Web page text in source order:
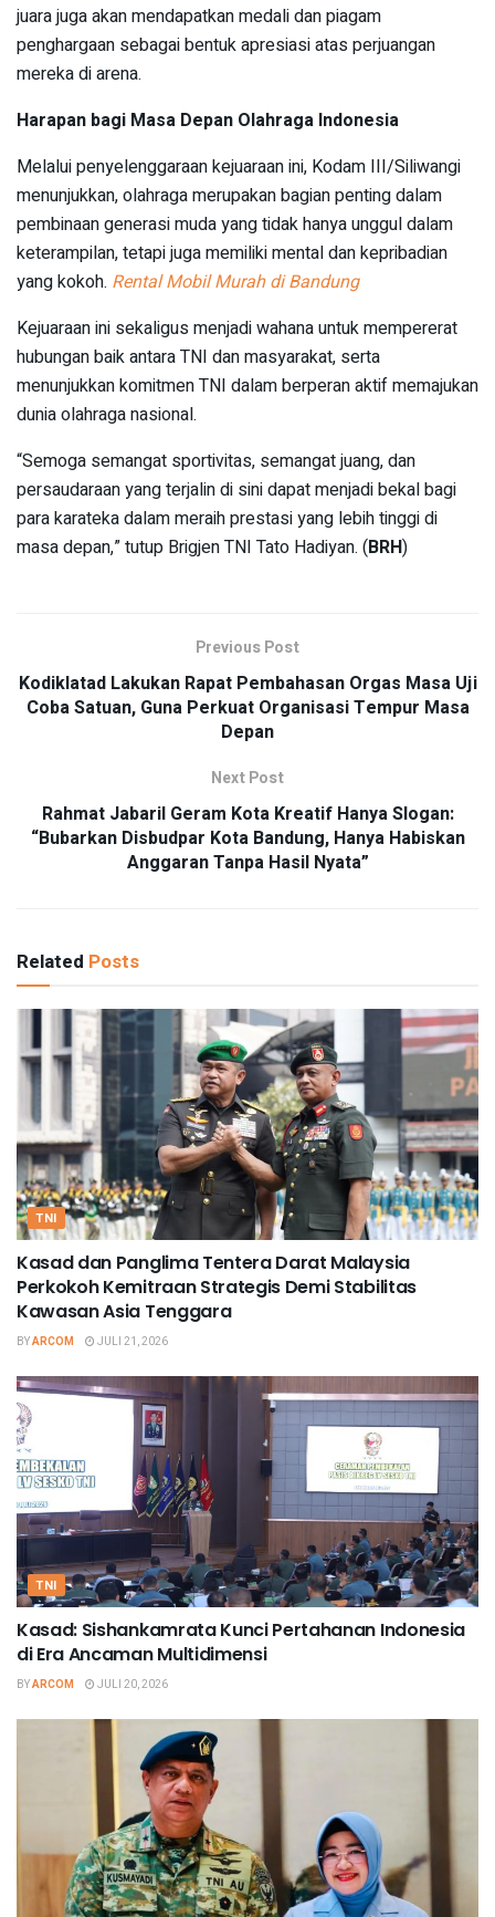
juara juga akan mendapatkan medali dan piagam
penghargaan sebagai bentuk apresiasi atas perjuangan
mereka di arena.
Harapan bagi Masa Depan Olahraga Indonesia
Melalui penyelenggaraan kejuaraan ini, Kodam III/Siliwangi
menunjukkan, olahraga merupakan bagian penting dalam
pembinaan generasi muda yang tidak hanya unggul dalam
keterampilan, tetapi juga memiliki mental dan kepribadian
yang kokoh. Rental Mobil Murah di Bandung
Kejuaraan ini sekaligus menjadi wahana untuk mempererat
hubungan baik antara TNI dan masyarakat, serta
menunjukkan komitmen TNI dalam berperan aktif memajukan
dunia olahraga nasional.
“Semoga semangat sportivitas, semangat juang, dan
persaudaraan yang terjalin di sini dapat menjadi bekal bagi
para karateka dalam meraih prestasi yang lebih tinggi di
masa depan,” tutup Brigjen TNI Tato Hadiyan. (BRH)
Previous Post
Kodiklatad Lakukan Rapat Pembahasan Orgas Masa Uji
Coba Satuan, Guna Perkuat Organisasi Tempur Masa
Depan
Next Post
Rahmat Jabaril Geram Kota Kreatif Hanya Slogan:
“Bubarkan Disbudpar Kota Bandung, Hanya Habiskan
Anggaran Tanpa Hasil Nyata”
Related Posts
TNI
Kasad dan Panglima Tentera Darat Malaysia
Perkokoh Kemitraan Strategis Demi Stabilitas
Kawasan Asia Tenggara
BYARCOM JULI 21, 2026
TNI
Kasad: Sishankamrata Kunci Pertahanan Indonesia
di Era Ancaman Multidimensi
BYARCOM JULI 20, 2026